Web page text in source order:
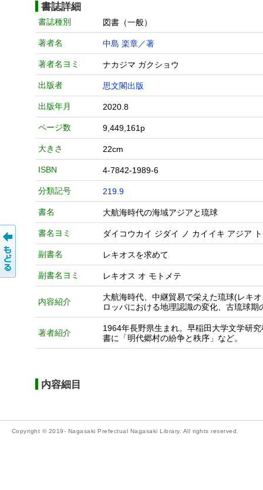
書誌詳細
書誌種別 図書（一般）
著者名 中島 楽章／著
著者名ヨミ ナカジマ ガクショウ
出版者 思文閣出版
出版年月 2020.8
ページ数 9,449,161p
大きさ 22cm
ISBN 4-7842-1989-6
分類記号 219.9
書名 大航海時代の海域アジアと琉球
書名ヨミ ダイコウカイ ジダイ ノ カイイキ アジア
副書名 レキオスを求めて
副書名ヨミ レキオス オ モトメテ
内容紹介
大航海時代、中継貿易で栄えた琉球(レキ
ロッパにおける地理認識の変化、古琉球
著者紹介
1964年長野県生まれ。早稲田大学文学研
書に「明代郷村の紛争と秩序」など。
内容細目
Copyright © 2019- Nagasaki Prefectual Nagasaki Library. All rights reserved.